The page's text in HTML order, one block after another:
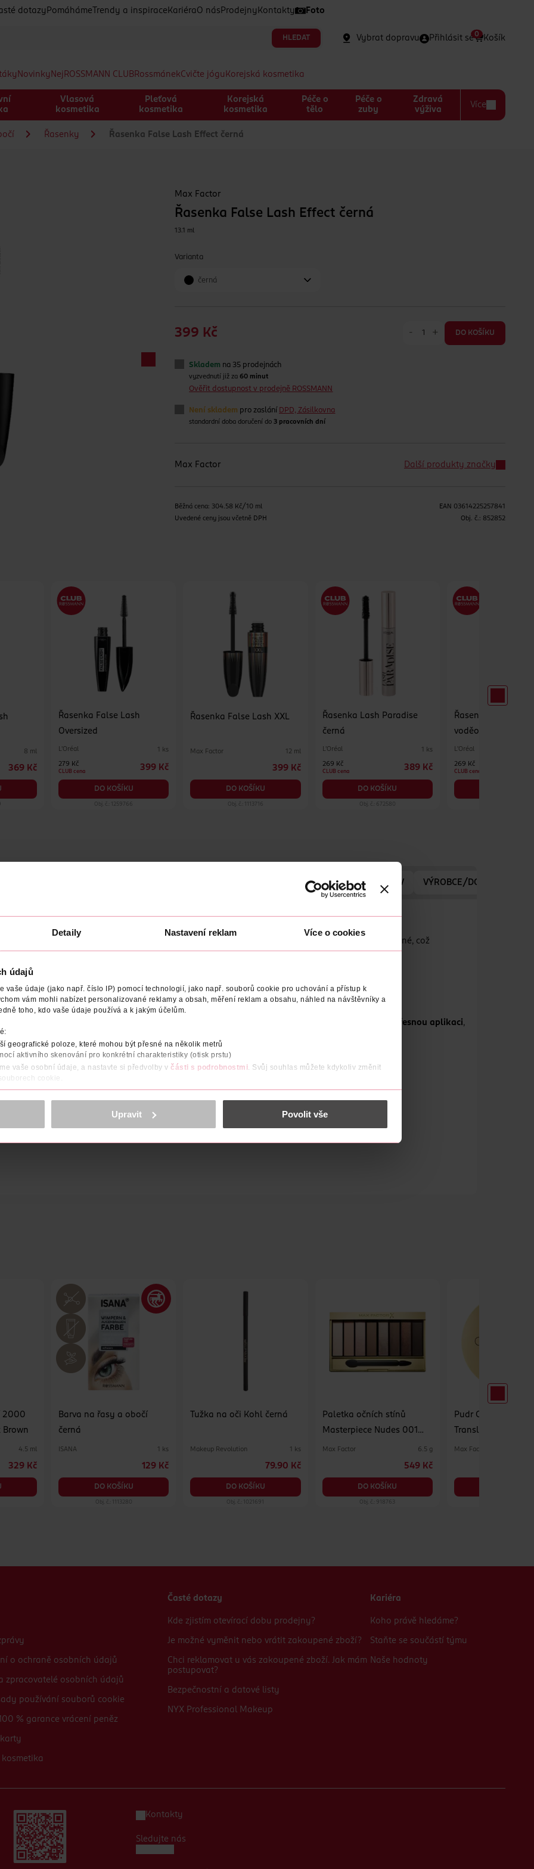
Detaily Nastavení reklam Více o cookies
údajů
vaše údaje (jako např. číslo IP) pomocí technologií, jako např. souborů cookie pro uchování a přístup k
vám mohli nabízet personalizované reklamy a obsah, měření reklam a obsahu, náhled na návštěvníky a
toho, kdo vaše údaje používá a k jakým účelům.
geografické poloze, které mohou být přesné na několik metrů
aktivního skenování pro konkrétní charakteristiky (otisk prstu)
vaše osobní údaje, a nastavte si předvolby v části s podrobnostmi. Svůj souhlas můžete kdykoliv změnit
cookie.
a reklam, funkcí sociálních médií, analýze návštěvnosti, které mohou nést osobní údaje.
osobních údajů.
<
Upravit Povolit vše
dotazy Pomáháme Trendy a inspirace Kariéra O nás Prodejny Kontakty Foto
HLEDAT Vybrat dopravu Přihlásit se Košík
0
Novinky Nej ROSSMANN CLUBRossmánekCvičte jógu Korejská kosmetika
Vlasová
kosmetika
Pleťová
kosmetika
Korejská
kosmetika
Péče o
tělo
Péče o
zuby
Zdravá
výživa
Více
Řasenky Řasenka False Lash Effect černá
Max Factor
Řasenka False Lash Effect černá
13.1 ml
Varianta
černá
399 Kč - + DO KOŠÍKU
Skladem na 35 prodejnách
vyzvednutí již za60 minut
Ověřit dostupnost v prodejně ROSSMANN
Není skladem pro zaslání DPD, Zásilkovna
standardní doba doručení do 3 pracovních dní
Max Factor Další produkty značky
Běžná cena: 304.58 Kč/10 ml
Uvedené ceny jsou včetně DPH
EAN 03614225257841
Obj. č.: 852852
8 ml
369 Kč
Řasenka False Lash
Oversized
L'Oréal 1 ks
279 Kč
CLUB cena 399 Kč
DO KOŠÍKU
Obj. č.: 1259766
Řasenka False Lash XXL
Max Factor 12 ml
399 Kč
DO KOŠÍKU
Řasenka Lash Paradise
černá
L'Oréal 1 ks
269 Kč
CLUB cena 389 Kč
DO KOŠÍKU
Obj. č.: 672580
Řasenka Lash
voděodolná černá
L'Oréal
269 Kč
CLUB cena
ADRESA VÝROBCE/DODAVATELE VYROBENO V VÝROBCE/DODAVATEL
už při první aplikaci. Díky technologii Liquid Lash zůstávají řasy měkké a poddajné, což
výrazného vzhledu.
ji zvýraznit od kořínků až po konečky. Kartáček s hustými štětinami zajistí oddělení řas a přesnou aplikaci,
2000
Brown
4.5 ml
329 Kč
Barva na řasy a obočí
černá
ISANA 1 ks
129 Kč
DO KOŠÍKU
Obj. č.: 1113280
Tužka na oči Kohl černá
Makeup Revolution 1 ks
79.90 Kč
DO KOŠÍKU
Obj. č.: 1021691
Paletka očních stínů
Masterpiece Nudes 001
Cappucino
Max Factor 6.5 g
549 Kč
DO KOŠÍKU
Obj. č.: 918763
Pudr Creme Puff
Translucent
Max Factor
o ochraně osobních údajů
zpracovatelé osobních údajů
používání souborů cookie
% garance vrácení peněz
kosmetika
Časté dotazy
Kde zjistím otevírací dobu prodejny?
Je možné vyměnit nebo vrátit zakoupené zboží?
Chci reklamovat u vás zakoupené zboží. Jak mám
postupovat?
Bezpečnostní a datové listy
NYX Professional Makeup
Kariéra
Koho právě hledáme?
Staňte se součástí týmu
Naše hodnoty
Kontakty
Sledujte nás